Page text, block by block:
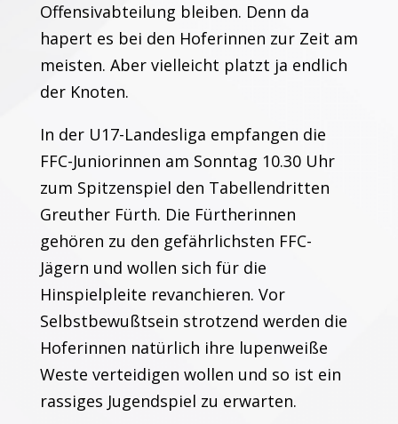
Offensivabteilung bleiben. Denn da
hapert es bei den Hoferinnen zur Zeit am
meisten. Aber vielleicht platzt ja endlich
der Knoten.
In der U17-Landesliga empfangen die
FFC-Juniorinnen am Sonntag 10.30 Uhr
zum Spitzenspiel den Tabellendritten
Greuther Fürth. Die Fürtherinnen
gehören zu den gefährlichsten FFC-
Jägern und wollen sich für die
Hinspielpleite revanchieren. Vor
Selbstbewußtsein strotzend werden die
Hoferinnen natürlich ihre lupenweiße
Weste verteidigen wollen und so ist ein
rassiges Jugendspiel zu erwarten.